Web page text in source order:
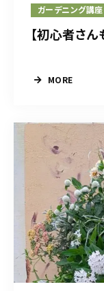
ガーデニング講座
【初心者さ
MORE